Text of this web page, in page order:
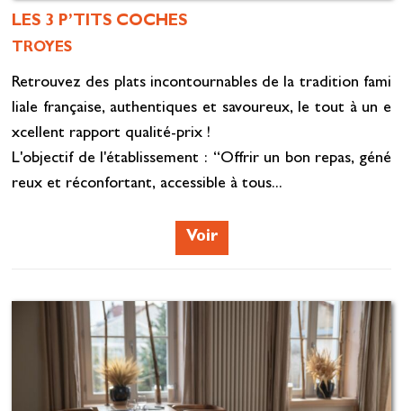
LES 3 P’TITS COCHES
TROYES
Retrouvez des plats incontournables de la tradition fami
liale française, authentiques et savoureux, le tout à un e
xcellent rapport qualité-prix !
L'objectif de l'établissement : “Offrir un bon repas, géné
reux et réconfortant, accessible à tous...
Voir